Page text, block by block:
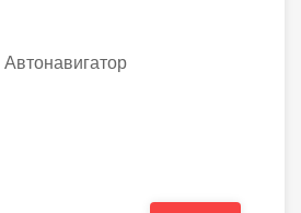
Автонавигатор